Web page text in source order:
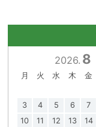
2026. 8
月 火 水 木 金
3
4 5 6 7
10
11 12 13 14